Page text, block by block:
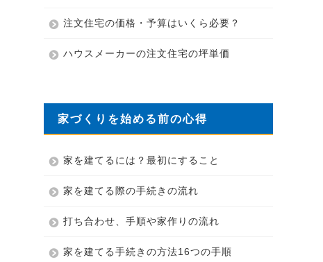
注文住宅の価格・予算はいくら必要？
ハウスメーカーの注文住宅の坪単価
家づくりを始める前の心得
家を建てるには？最初にすること
家を建てる際の手続きの流れ
打ち合わせ、手順や家作りの流れ
家を建てる手続きの方法16つの手順